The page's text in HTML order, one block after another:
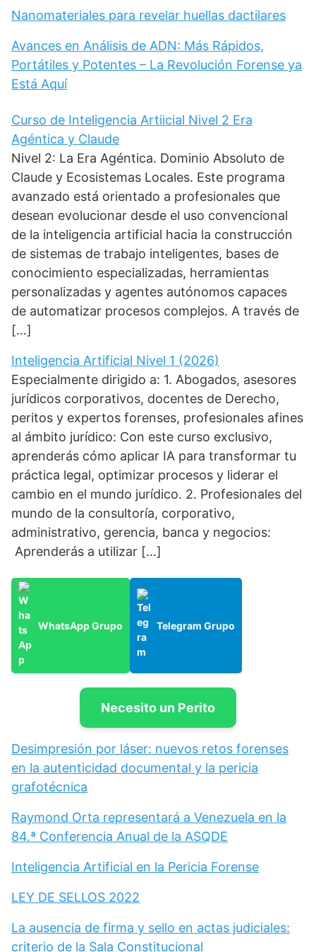
Nanomateriales para revelar huellas dactilares
Avances en Análisis de ADN: Más Rápidos,
Portátiles y Potentes – La Revolución Forense ya
Está Aquí
Curso de Inteligencia Artiicial Nivel 2 Era
Agéntica y Claude
Nivel 2: La Era Agéntica. Dominio Absoluto de
Claude y Ecosistemas Locales. Este programa
avanzado está orientado a profesionales que
desean evolucionar desde el uso convencional
de la inteligencia artificial hacia la construcción
de sistemas de trabajo inteligentes, bases de
conocimiento especializadas, herramientas
personalizadas y agentes autónomos capaces
de automatizar procesos complejos. A través de
[…]
Inteligencia Artificial Nivel 1 (2026)
Especialmente dirigido a: 1. Abogados, asesores
jurídicos corporativos, docentes de Derecho,
peritos y expertos forenses, profesionales afines
al ámbito jurídico: Con este curso exclusivo,
aprenderás cómo aplicar IA para transformar tu
práctica legal, optimizar procesos y liderar el
cambio en el mundo jurídico. 2. Profesionales del
mundo de la consultoría, corporativo,
administrativo, gerencia, banca y negocios:
Aprenderás a utilizar […]
WhatsApp Grupo Telegram Grupo
Necesito un Perito
Desimpresión por láser: nuevos retos forenses
en la autenticidad documental y la pericia
grafotécnica
Raymond Orta representará a Venezuela en la
84.ª Conferencia Anual de la ASQDE
Inteligencia Artificial en la Pericia Forense
LEY DE SELLOS 2022
La ausencia de firma y sello en actas judiciales:
criterio de la Sala Constitucional